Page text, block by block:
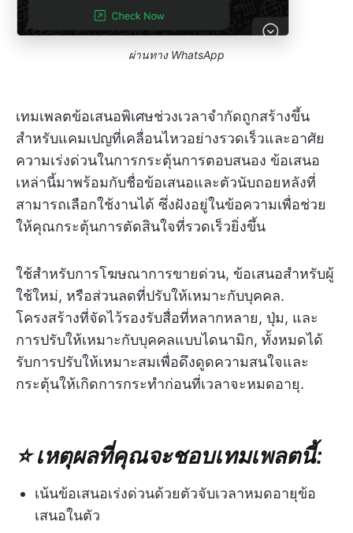
ผ่านทาง WhatsApp
เทมเพลตข้อเสนอพิเศษช่วงเวลาจำกัดถูกสร้างขึ้น
สำหรับแคมเปญที่เคลื่อนไหวอย่างรวดเร็วและอาศัย
ความเร่งด่วนในการกระตุ้นการตอบสนอง ข้อเสนอ
เหล่านี้มาพร้อมกับชื่อข้อเสนอและตัวนับถอยหลังที่
สามารถเลือกใช้งานได้ ซึ่งฝังอยู่ในข้อความเพื่อช่วย
ให้คุณกระตุ้นการตัดสินใจที่รวดเร็วยิ่งขึ้น
ใช้สำหรับการโฆษณาการขายด่วน, ข้อเสนอสำหรับผู้
ใช้ใหม่, หรือส่วนลดที่ปรับให้เหมาะกับบุคคล.
โครงสร้างที่จัดไว้รองรับสื่อที่หลากหลาย, ปุ่ม, และ
การปรับให้เหมาะกับบุคคลแบบไดนามิก, ทั้งหมดได้
รับการปรับให้เหมาะสมเพื่อดึงดูดความสนใจและ
กระตุ้นให้เกิดการกระทำก่อนที่เวลาจะหมดอายุ.
⭐ เหตุผลที่คุณจะชอบเทมเพลตนี้:
เน้นข้อเสนอเร่งด่วนด้วยตัวจับเวลาหมดอายุข้อ
เสนอในตัว